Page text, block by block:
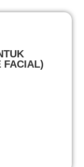
FACIAL)